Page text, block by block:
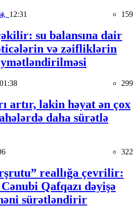
12:31 159
su balansına dair
və zəifliklərin
01:38 299
artır, lakin həyat ən çox
daha sürətlə
322
reallığa çevrilir:
Qafqazı dəyişə
sürətləndirir